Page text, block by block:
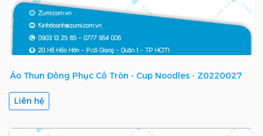
Áo Thun Đồng Phục Cổ Tròn - Cup Noodles - Z0220027
Liên hệ